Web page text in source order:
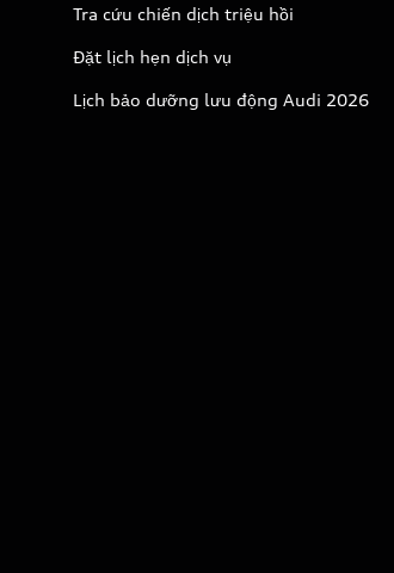
Tra cứu chiến dịch triệu hồi
Đặt lịch hẹn dịch vụ
Lịch bảo dưỡng lưu động Audi 2026